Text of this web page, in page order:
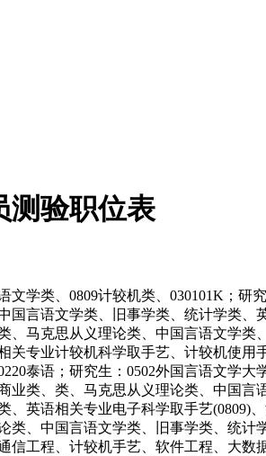
测验职位表
类、0809计较机类、030101K；研
言语文学类、旧事学类、统计学类、
、马克思从义理论类、中国言语文学
关专业计较机科学取手艺、计较机使
泰语；研究生：0502外国言语文
业类、类、马克思从义理论类、中国
英语相关专业电子科学取手艺(0809)
类、中国言语文学类、旧事学类、统
工程、计较机手艺、软件工程、大